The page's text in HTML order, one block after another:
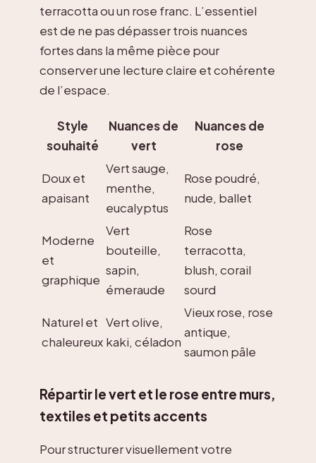
terracotta ou un rose franc. L’essentiel
est de ne pas dépasser trois nuances
fortes dans la même pièce pour
conserver une lecture claire et cohérente
de l’espace.
Style
souhaité
Nuances de
vert
Nuances de
rose
Doux et
apaisant
Vert sauge,
menthe,
eucalyptus
Rose poudré,
nude, ballet
Moderne
et
graphique
Vert
bouteille,
sapin,
émeraude
Rose
terracotta,
blush, corail
sourd
Naturel et
chaleureux
Vert olive,
kaki, céladon
Vieux rose, rose
antique,
saumon pâle
Répartir le vert et le rose entre murs,
textiles et petits accents
Pour structurer visuellement votre